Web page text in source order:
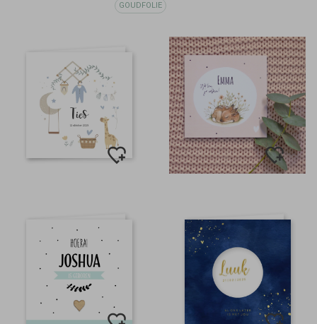
GOUDFOLIE